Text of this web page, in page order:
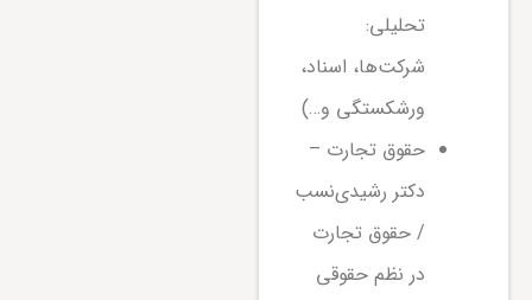
تحلیلی:
شرکت‌ها، اسناد،
ورشکستگی و…)
حقوق تجارت –
دکتر رشیدی‌نسب
/ حقوق تجارت
در نظم حقوقی